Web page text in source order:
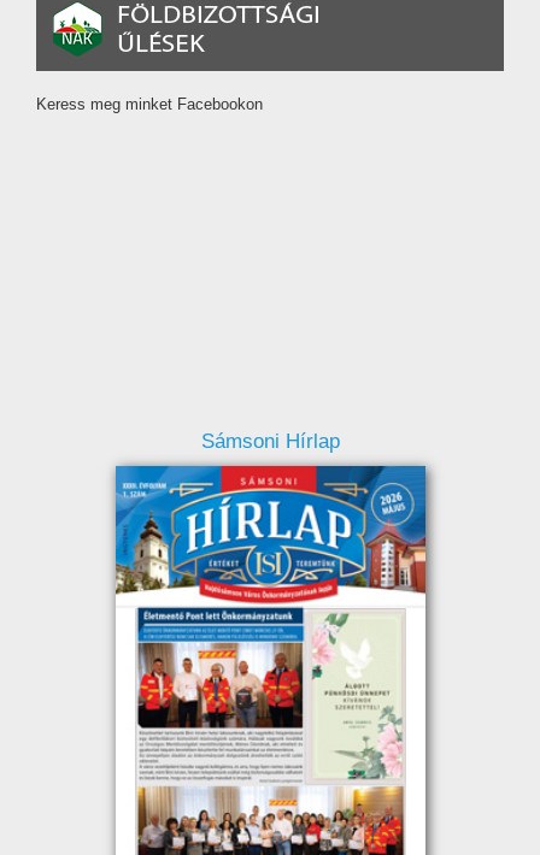
Keress meg minket Facebookon
Sámsoni Hírlap